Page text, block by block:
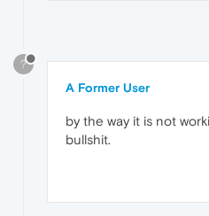
?
A Former User
by the way it is not
bullshit.